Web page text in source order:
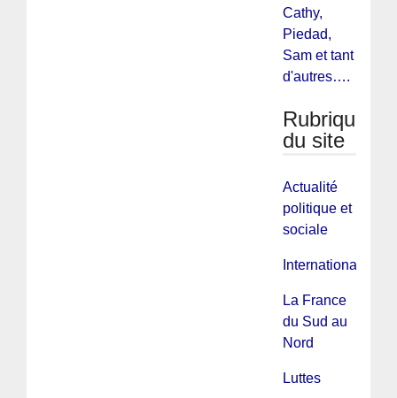
Cathy,
Piedad,
Sam et tant
d'autres….
Rubriques
du site
Actualité
politique et
sociale
International
La France
du Sud au
Nord
Luttes